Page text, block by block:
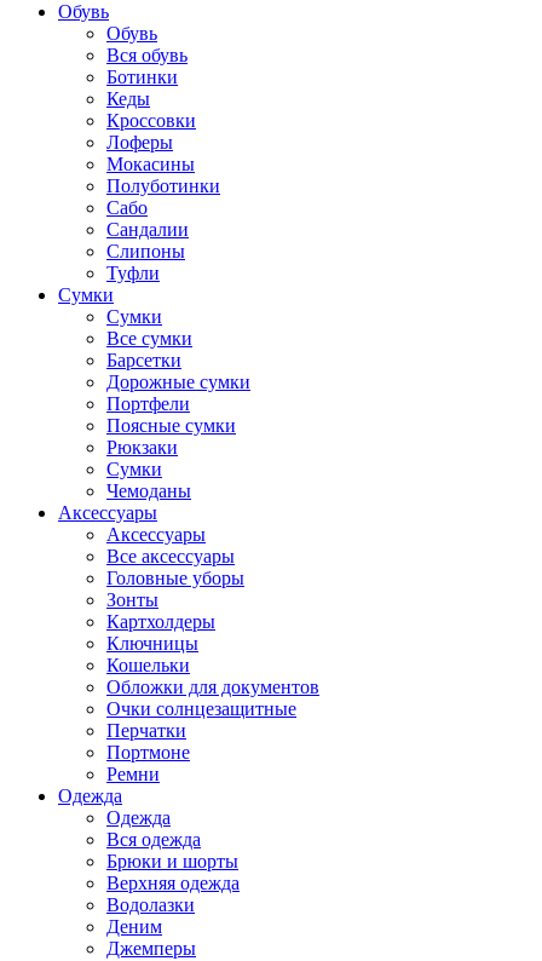
Обувь
Обувь
Вся обувь
Ботинки
Кеды
Кроссовки
Лоферы
Мокасины
Полуботинки
Сабо
Сандалии
Слипоны
Туфли
Сумки
Сумки
Все сумки
Барсетки
Дорожные сумки
Портфели
Поясные сумки
Рюкзаки
Сумки
Чемоданы
Аксессуары
Аксессуары
Все аксессуары
Головные уборы
Зонты
Картхолдеры
Ключницы
Кошельки
Обложки для документов
Очки солнцезащитные
Перчатки
Портмоне
Ремни
Одежда
Одежда
Вся одежда
Брюки и шорты
Верхняя одежда
Водолазки
Деним
Джемперы